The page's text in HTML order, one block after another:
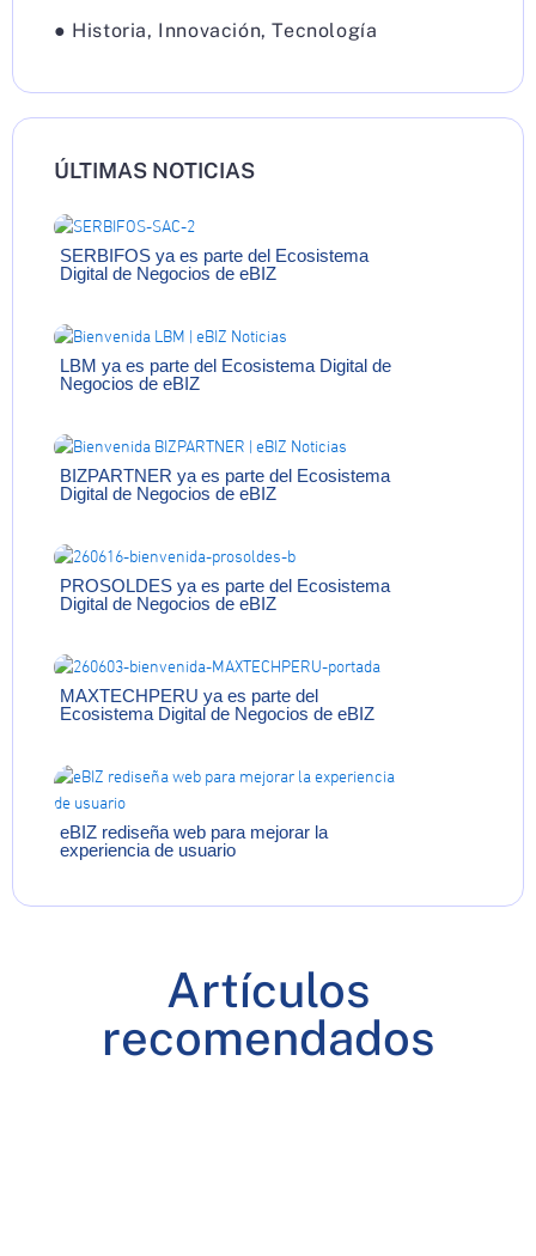
● Historia, Innovación,Tecnología
ÚLTIMAS NOTICIAS
SERBIFOS ya es parte del Ecosistema
Digital de Negocios de eBIZ
LBM ya es parte del Ecosistema Digital de
Negocios de eBIZ
BIZPARTNER ya es parte del Ecosistema
Digital de Negocios de eBIZ
PROSOLDES ya es parte del Ecosistema
Digital de Negocios de eBIZ
MAXTECHPERU ya es parte del
Ecosistema Digital de Negocios de eBIZ
eBIZ rediseña web para mejorar la
experiencia de usuario
Artículos
recomendados